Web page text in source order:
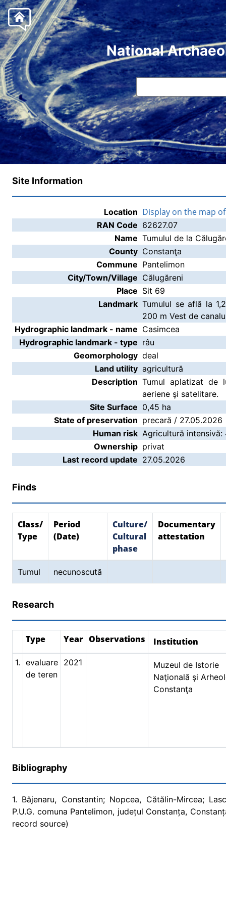
National
Site Information
Location Display on the map
RAN Code 62627.07
Name Tumulul de la
County Constanţa
Commune Pantelimon
City/Town/Village Călugăreni
Place Sit 69
Landmark Tumulul se află la
200 m Vest de
Hydrographic landmark - name Casimcea
Hydrographic landmark - type râu
Geomorphology deal
Land utility agricultură
Description Tumul aplatizat de
aeriene şi satelitare.
Site Surface 0,45 ha
State of preservation precară / 27.05.2026
Human risk Agricultură intensivă:
Ownership privat
Last record update 27.05.2026
Finds
Class/
Type
Period
(Date)
Culture/
Cultural
phase
Documentary
attestation
Tumul necunoscută
Research
Type Year Observations Institution
1. evaluare
de teren
2021
Muzeul de Istorie
Naţională şi
Constanţa
Bibliography
1. Băjenaru, Constantin; Nopcea, Cătălin-Mircea;
P.U.G. comuna Pantelimon, județul Constanța,
record source)